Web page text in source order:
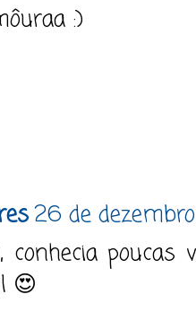
:)
26 de
conhecia
😍